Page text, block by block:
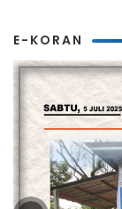
E-KORAN